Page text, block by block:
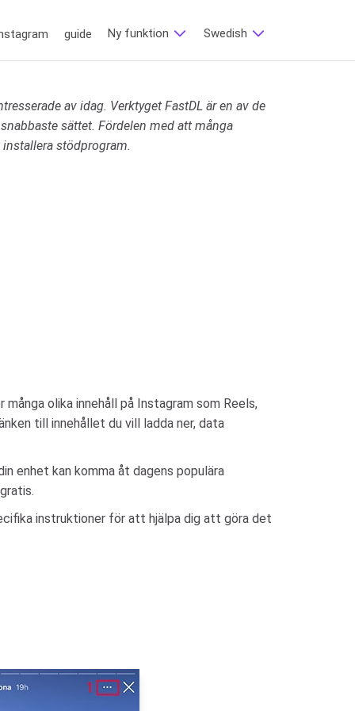
guide Ny funktion Swedish
av idag. Verktyget FastDL är en av de
sättet. Fördelen med att många
stödprogram.
olika innehåll på Instagram som Reels,
till innehållet du vill ladda ner, data
enhet kan komma åt dagens populära
instruktioner för att hjälpa dig att göra det